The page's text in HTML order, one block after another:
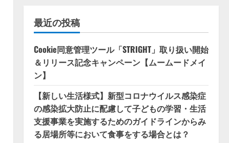
最近の投稿
Cookie同意管理ツール「STRIGHT」取り扱い開始
＆リリース記念キャンペーン【ムームードメイ
ン】
【新しい生活様式】新型コロナウイルス感染症
の感染拡大防止に配慮して子どもの学習・生活
支援事業を実施するためのガイドラインからみ
る居場所等において食事をする場合とは？